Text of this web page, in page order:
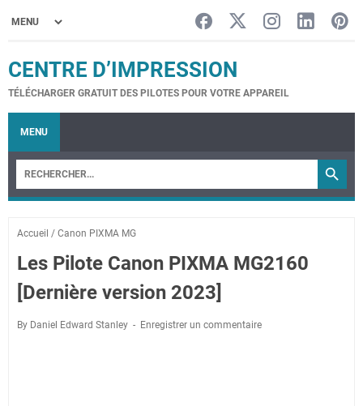
CENTRE D’IMPRESSION
TÉLÉCHARGER GRATUIT DES PILOTES POUR VOTRE APPAREIL
MENU
Accueil / Canon PIXMA MG
Les Pilote Canon PIXMA MG2160
[Dernière version 2023]
By Daniel Edward Stanley Enregistrer un commentaire